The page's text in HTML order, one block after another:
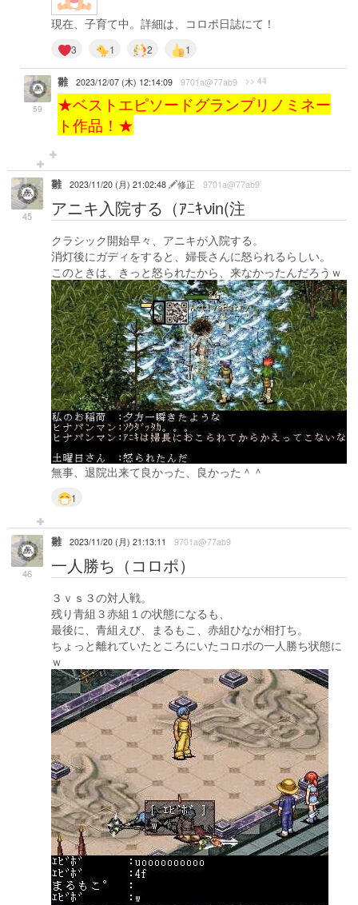
現在、子育て中。詳細は、コロポ日誌にて！
3 1 2 1
59
雛 2023/12/07 (木) 12:14:09 9701a@77ab9 >> 44
★ベストエピソードグランプリノミネー
ト作品！★
45
雛 2023/11/20 (月) 21:02:48 修正 9701a@77ab9
アニキ入院する（ｱﾆｷνin(注
クラシック開始早々、アニキが入院する。
消灯後にガディをすると、婦長さんに怒られるらしい。
このときは、きっと怒られたから、来なかったんだろうｗ
無事、退院出来て良かった、良かった＾＾
1
46
雛 2023/11/20 (月) 21:13:11 9701a@77ab9
一人勝ち（コロポ）
３ｖｓ３の対人戦。
残り青組３赤組１の状態になるも、
最後に、青組えび、まるもこ、赤組ひなが相打ち。
ちょっと離れていたところにいたコロポの一人勝ち状態に
ｗ